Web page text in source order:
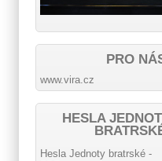
PRO
www.vira.cz
HESLA
Hesla Jednoty bratrské -